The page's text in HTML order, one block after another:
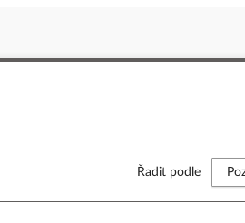
Řadit podle